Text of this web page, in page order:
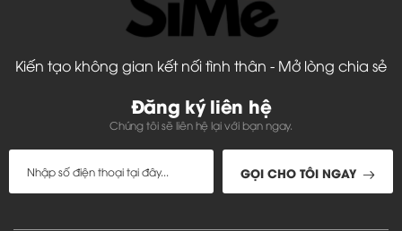
Kiến tạo không gian kết nối tình thân - Mở lòng chia sẻ
Đăng ký liên hệ
Chúng tôi sẽ liên hệ lại với bạn ngay.
GỌI CHO TÔI NGAY